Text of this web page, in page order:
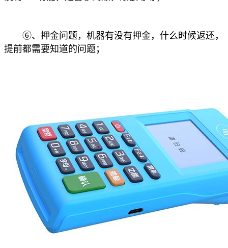
⑥、押金问题，机器有没有押金，什么时候返还，
提前都需要知道的问题；